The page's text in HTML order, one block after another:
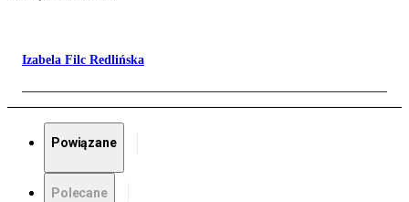
Izabela Filc Redlińska
Powiązane
Polecane